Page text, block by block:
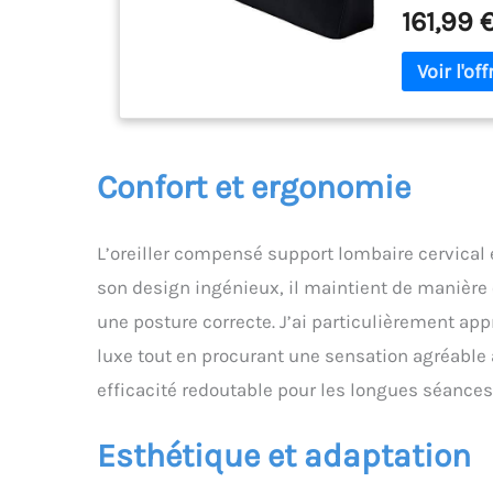
Soutien du
être utilisé
idéal sur
confortable
soulager les
canapé.
Décoratif:
tailles. L'
élégante et
où vous
composé à
facile à
lecture vous
161,99
Confort et ergonomie
L’oreiller compensé support lombaire
son design ingénieux, il maintient de
une posture correcte. J’ai particulièrement
luxe tout en procurant une sensation agréable
efficacité redoutable pour les longues
Esthétique et adaptation